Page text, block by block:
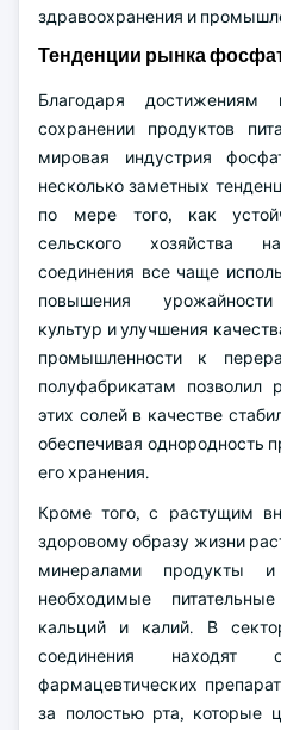
здравоохранения и
Тенденции рынка
Благодаря достижениям
сохранении продуктов
мировая индустрия
несколько заметных
по мере того, как
сельского хозяйства
соединения все чаще
повышения урожайности
культур и улучшения
промышленности к
полуфабрикатам позволил
этих солей в качестве
обеспечивая однородность
его хранения.
Кроме того, с растущим
здоровому образу жизни
минералами продукты
необходимые
кальций и калий. В
соединения
фармацевтических
за полостью рта, которые